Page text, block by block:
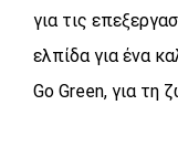
για τις
ελπίδα για ένα
Go Green, για τη